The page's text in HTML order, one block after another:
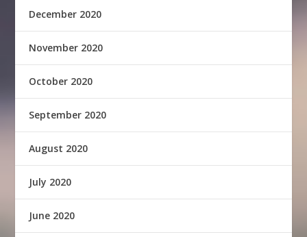
December 2020
November 2020
October 2020
September 2020
August 2020
July 2020
June 2020